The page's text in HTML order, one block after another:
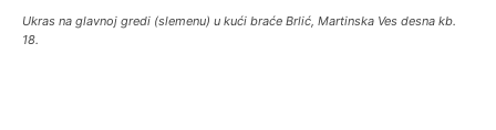
Ukras na glavnoj gredi (slemenu) u kući braće Brlić, Martinska Ves desna kb.
18.